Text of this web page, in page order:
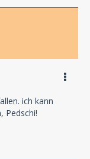
werfen die
Original-
der
im
Infos – ich
akustische
zu teilen“,
Schwind,
ich kann
Pedschi!